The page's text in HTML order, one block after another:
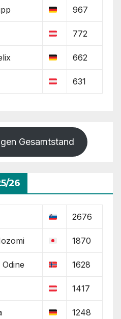
967
772
662
631
Gesamtstand
26
2676
1870
1628
1417
1248